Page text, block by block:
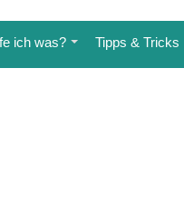
ich was? Tipps & Tricks